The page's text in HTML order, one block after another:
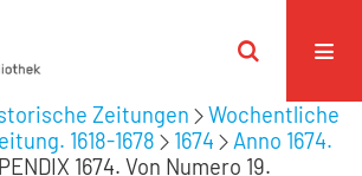
Zeitungen
Wochentliche
1618-1678
1674
Anno 1674.
1674. Von Numero 19.